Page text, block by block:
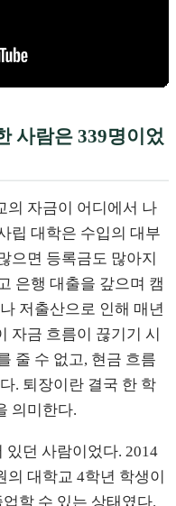
사람은 339명이었
의 자금이 어디에서 나
립 대학은 수입의 대부
으면 등록금도 많아지
은행 대출을 갚으며 캠
저출산으로 인해 매년
자금 흐름이 끊기기 시
줄 수 없고, 현금 흐름
. 퇴장이란 결국 한 학
의미한다.
있던 사람이었다. 2014
의 대학교 4학년 학생이
할 수 있는 상태였다.